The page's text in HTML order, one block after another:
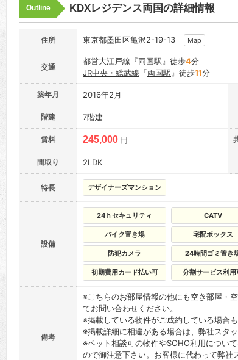
Outline KDXレジデンス両国の詳細情報
住所 東京都墨田区亀沢2-19-13 Map
交通
都営大江戸線 『両国駅 』徒歩4分
JR中央・総武線 『両国駅 』徒歩11分
築年月 2016年2月
階建 7階建
賃料 245,000 円
間取り 2LDK
特長 デザイナーズマンション
設備
24ｈセキュリティ CATV
バイク置き場 宅配ボックス
防犯カメラ 24時間ゴミ置き
初期費用カード払い可 分割サービス利用
備考
※こちらのお部屋情報の他にも空き部屋・
てお問い合わせください。
※掲載している物件がご成約している場合
※掲載詳細に相違がある場合は、弊社スタ
※ペット相談可の物件やSOHO利用につい
ので御注意下さい。お客様に代わって弊社